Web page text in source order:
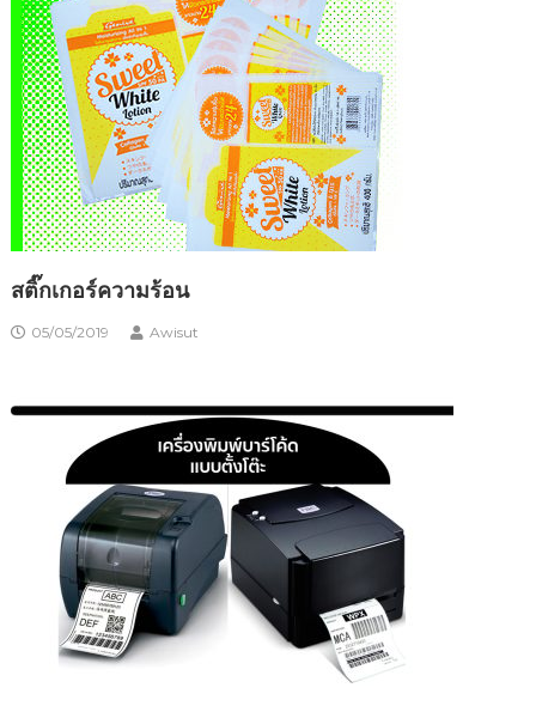
สติ๊กเกอร์ความร้อน
05/05/2019 Awisut